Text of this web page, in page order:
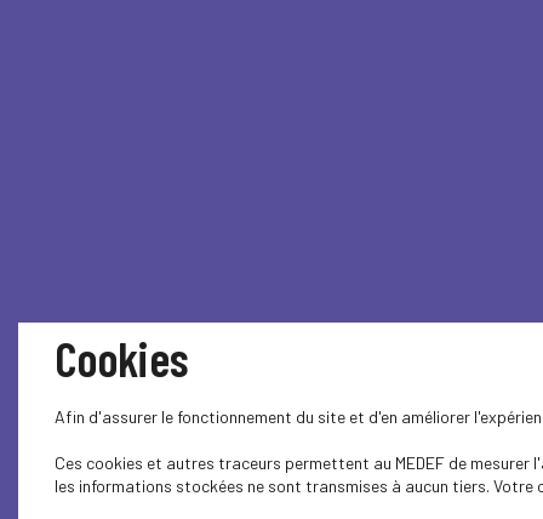
Cookies
Afin d'assurer le fonctionnement du site et d'en améliorer
Ces cookies et autres traceurs permettent au MEDEF de
les informations stockées ne sont transmises à aucun tiers.